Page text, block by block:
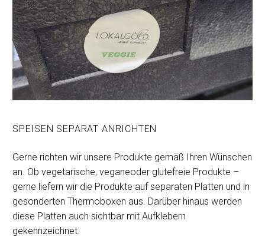
SPEISEN SEPARAT ANRICHTEN
Gerne richten wir unsere Produkte gemäß Ihren Wünschen
an. Ob vegetarische, veganeoder glutefreie Produkte –
gerne liefern wir die Produkte auf separaten Platten und in
gesonderten Thermoboxen aus. Darüber hinaus werden
diese Platten auch sichtbar mit Aufklebern
gekennzeichnet.